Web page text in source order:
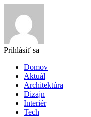
Prihlásiť sa
Domov
Aktuál
Architektúra
Dizajn
Interiér
Tech